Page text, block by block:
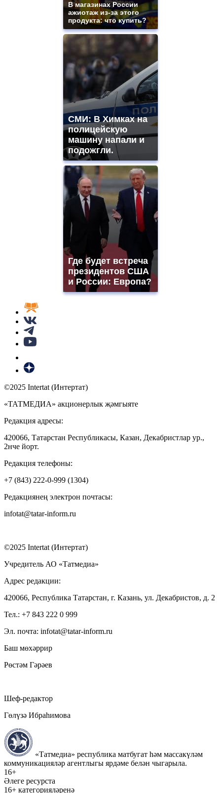
В магазинах России
ажиотаж из-за этого
продукта: что купить?
СМИ: В Химках на
полицейскую
машину напали и
подожгли.
Где будет встреча
президентов США
и России: Европа?
©2025 Intertat (Интертат)
«ТАТМЕДИА» акционерлык җәмгыяте
Редакция адресы:
420066, Татарстан Республикасы, Казан, Декабристлар ур.,
2нче йорт.
Редакция телефоны:
+7 (843) 222-0-999 (1304)
Редакциянең электрон почтасы:
infotat@tatar-inform.ru
©2025 Intertat (Интертат)
Учредитель АО «Татмедиа»
Адрес редакции:
420066, Республика Татарстан, г. Казань, ул. Декабристов, д. 2
Тел.: +7 843 222 0 999
Эл. почта: infotat@tatar-inform.ru
Баш мөхәррир
Рөстәм Гәрәев
Шеф-редактор
Гөлүзә Ибраһимова
«Татмедиа» республика матбугат һәм массакүләм
коммуникацияләр агентлыгы ярдәме белән чыгарыла.
16+
Әлеге ресурста
16+ категорияләренә